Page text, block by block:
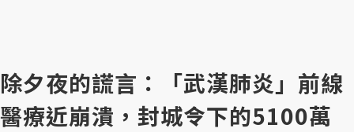
除夕夜的謊言：「武漢肺炎」前線
醫療近崩潰，封城令下的5100萬